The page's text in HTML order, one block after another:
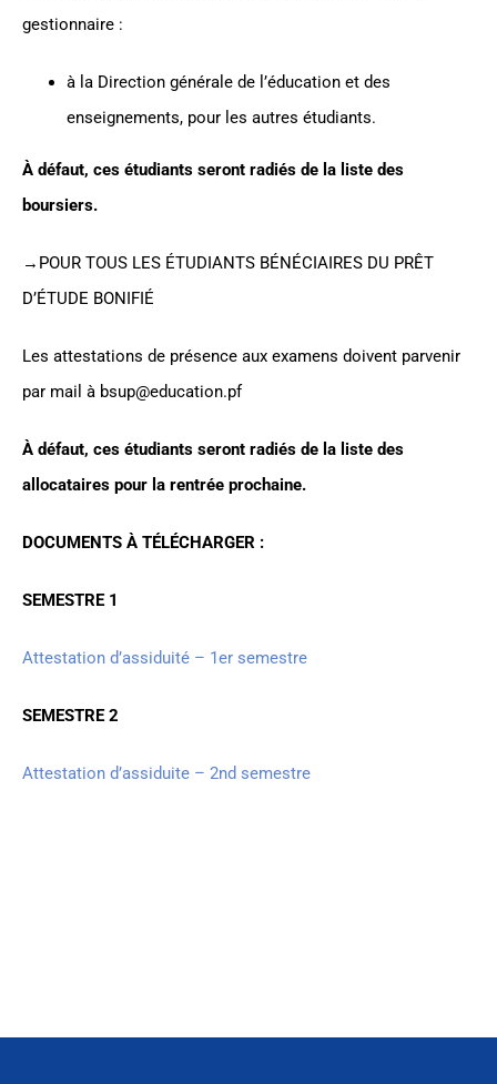
gestionnaire :
à la Direction générale de l’éducation et des
enseignements, pour les autres étudiants.
À défaut, ces étudiants seront radiés de la liste des
boursiers.
→POUR TOUS LES ÉTUDIANTS BÉNÉCIAIRES DU PRÊT
D’ÉTUDE BONIFIÉ
Les attestations de présence aux examens doivent parvenir
par mail à bsup@education.pf
À défaut, ces étudiants seront radiés de la liste des
allocataires pour la rentrée prochaine.
DOCUMENTS À TÉLÉCHARGER :
SEMESTRE 1
Attestation d’assiduité – 1er semestre
SEMESTRE 2
Attestation d’assiduite – 2nd semestre